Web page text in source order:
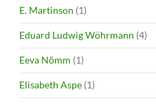
E. Martinson (1)
Eduard Ludwig Wöhrmann (4)
Eeva Nõmm (1)
Elisabeth Aspe (1)